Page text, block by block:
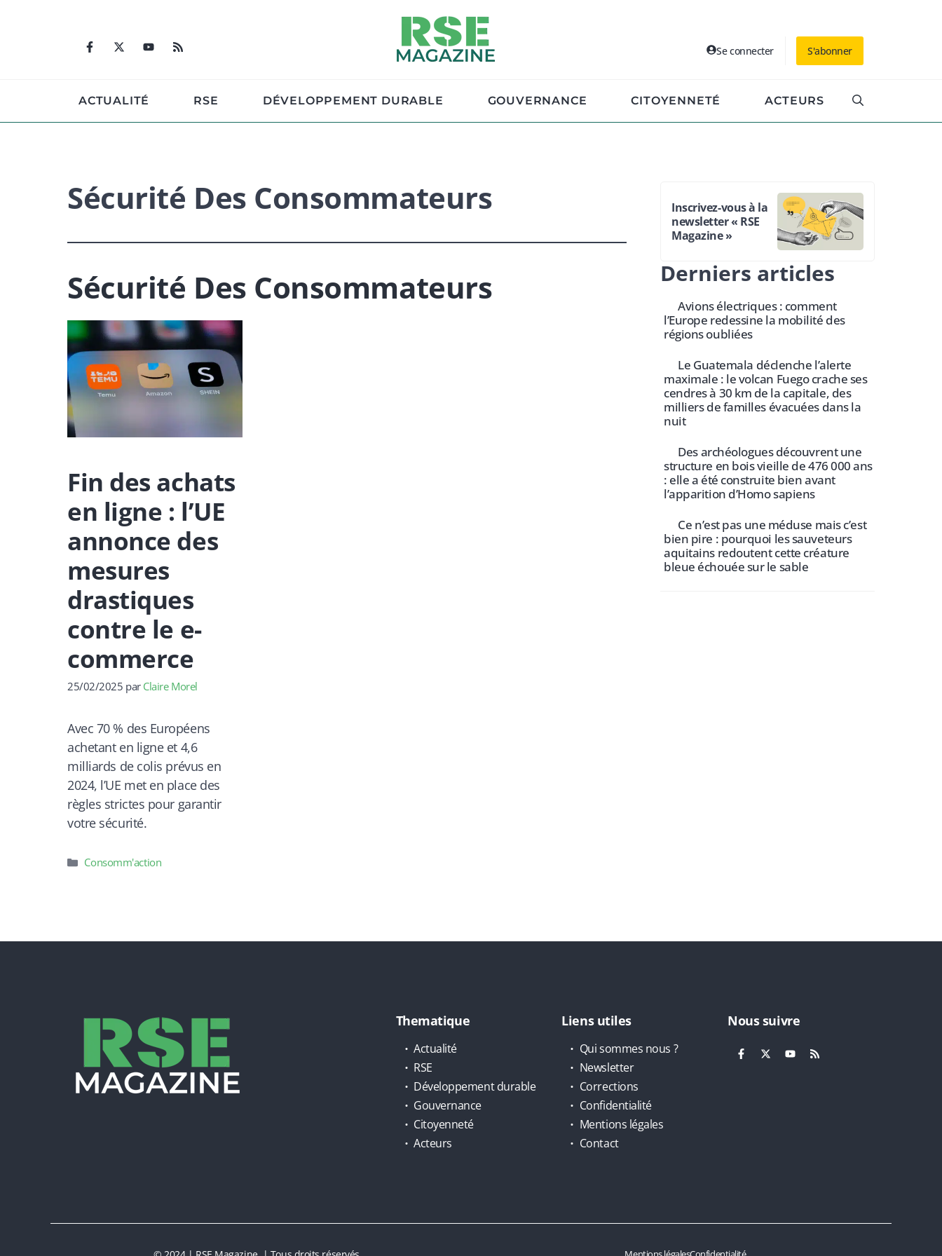
Se connecter S'abonner
ACTUALITÉ RSE DÉVELOPPEMENT DURABLE GOUVERNANCE CITOYENNETÉ ACTEURS
Sécurité Des Consommateurs
Sécurité Des Consommateurs
Fin des achats
en ligne : l’UE
annonce des
mesures
drastiques
contre le e-
commerce
25/02/2025 par Claire Morel
Avec 70 % des Européens
achetant en ligne et 4,6
milliards de colis prévus en
2024, l’UE met en place des
règles strictes pour garantir
votre sécurité.
Catégories
Consomm'action
Inscrivez-vous à la
newsletter « RSE
Magazine »
Derniers articles
Avions électriques : comment
l’Europe redessine la mobilité des
régions oubliées
Le Guatemala déclenche l’alerte
maximale : le volcan Fuego crache ses
cendres à 30 km de la capitale, des
milliers de familles évacuées dans la
nuit
Des archéologues découvrent une
structure en bois vieille de 476 000 ans
: elle a été construite bien avant
l’apparition d’Homo sapiens
Ce n’est pas une méduse mais c’est
bien pire : pourquoi les sauveteurs
aquitains redoutent cette créature
bleue échouée sur le sable
Thematique
Actualité
RSE
Développement durable
Gouvernance
Citoyenneté
Acteurs
Liens utiles
Qui sommes nous ?
Newsletter
Corrections
Confidentialité
Mentions légales
Contact
Nous suivre